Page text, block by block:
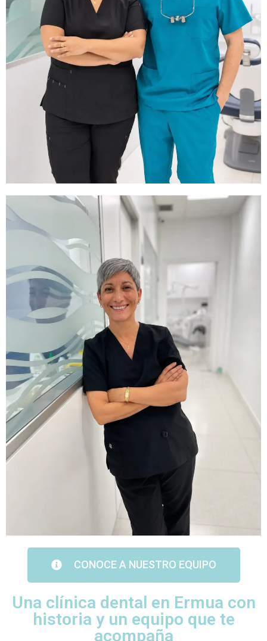
CONOCE A NUESTRO EQUIPO
Una clínica dental en Ermua con
historia y un equipo que te
acompaña